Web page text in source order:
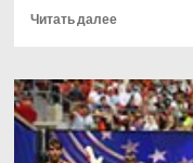
Читать далееПрочитать
Пономарев:
когда
увидел,
как